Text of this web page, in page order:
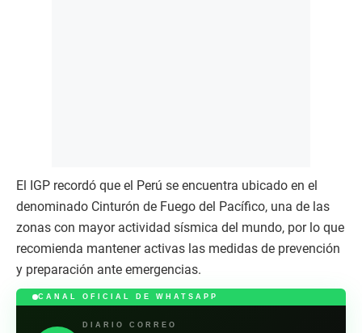
El IGP recordó que el Perú se encuentra ubicado en el
denominado Cinturón de Fuego del Pacífico, una de las
zonas con mayor actividad sísmica del mundo, por lo que
recomienda mantener activas las medidas de prevención
y preparación ante emergencias.
CANAL OFICIAL DE WHATSAPP
DIARIO CORREO